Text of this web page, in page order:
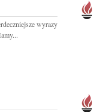
wyrazy